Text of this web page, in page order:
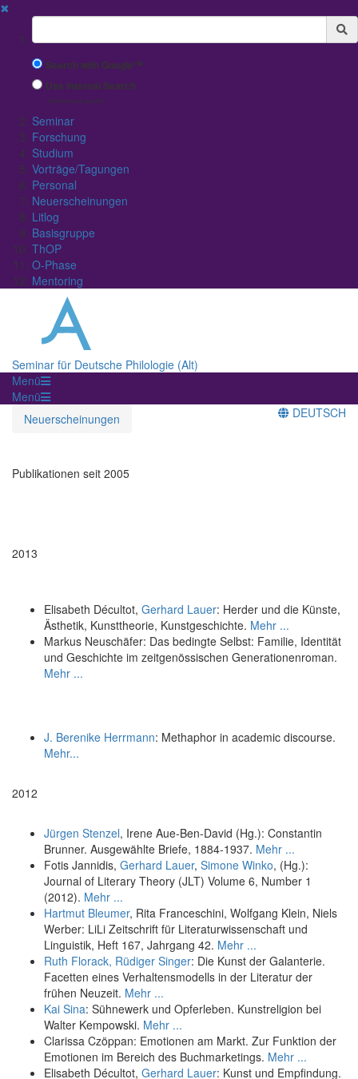
✖
Suchbegriff
Search with Google™
Use Internal Search
(limited result quality)
Seminar
Forschung
Studium
Vorträge/Tagungen
Personal
Neuerscheinungen
Litlog
Basisgruppe
ThOP
O-Phase
Mentoring
Seminar für Deutsche Philologie (Alt)
Menü
Menü
Neuerscheinungen
DEUTSCH
Publikationen seit 2005
2013
Elisabeth Décultot, Gerhard Lauer: Herder und die Künste,
Ästhetik, Kunsttheorie, Kunstgeschichte. Mehr ...
Markus Neuschäfer: Das bedingte Selbst: Familie, Identität
und Geschichte im zeitgenössischen Generationenroman.
Mehr ...
J. Berenike Herrmann: Methaphor in academic discourse.
Mehr...
2012
Jürgen Stenzel, Irene Aue-Ben-David (Hg.): Constantin
Brunner. Ausgewählte Briefe, 1884-1937. Mehr ...
Fotis Jannidis, Gerhard Lauer, Simone Winko, (Hg.):
Journal of Literary Theory (JLT) Volume 6, Number 1
(2012). Mehr ...
Hartmut Bleumer, Rita Franceschini, Wolfgang Klein, Niels
Werber: LiLi Zeitschrift für Literaturwissenschaft und
Linguistik, Heft 167, Jahrgang 42. Mehr ...
Ruth Florack, Rüdiger Singer: Die Kunst der Galanterie.
Facetten eines Verhaltensmodells in der Literatur der
frühen Neuzeit. Mehr ...
Kai Sina: Sühnewerk und Opferleben. Kunstreligion bei
Walter Kempowski. Mehr ...
Clarissa Czöppan: Emotionen am Markt. Zur Funktion der
Emotionen im Bereich des Buchmarketings. Mehr ...
Elisabeth Décultot, Gerhard Lauer: Kunst und Empfindung.